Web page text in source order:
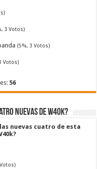
3 Votos)
(5%, 3 Votos)
Votos)
56
nuevas de W40k?
nuevas cuatro de esta